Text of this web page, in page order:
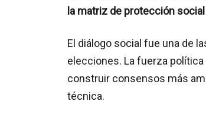
la matriz de protección
El diálogo social fue una de
elecciones. La fuerza
construir consensos más
técnica.